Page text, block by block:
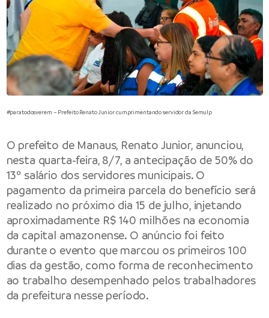
#paratodosverem – Prefeito Renato Junior cumprimentando servidor da Semulp
O prefeito de Manaus, Renato Junior, anunciou,
nesta quarta-feira, 8/7, a antecipação de 50% do
13º salário dos servidores municipais. O
pagamento da primeira parcela do benefício será
realizado no próximo dia 15 de julho, injetando
aproximadamente R$ 140 milhões na economia
da capital amazonense. O anúncio foi feito
durante o evento que marcou os primeiros 100
dias da gestão, como forma de reconhecimento
ao trabalho desempenhado pelos trabalhadores
da prefeitura nesse período.